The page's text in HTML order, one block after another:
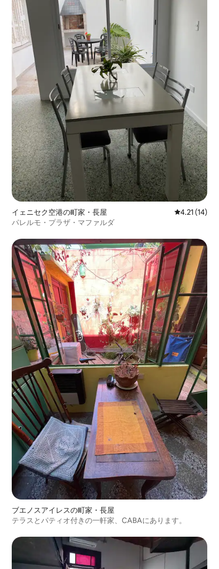
イェニセク空港の町家・長屋 レビュー14
4.21 (14)
パレルモ・プラザ・マファルダ
ブエノスアイレスの町家・長屋
テラスとパティオ付きの一軒家、CABAにあります。